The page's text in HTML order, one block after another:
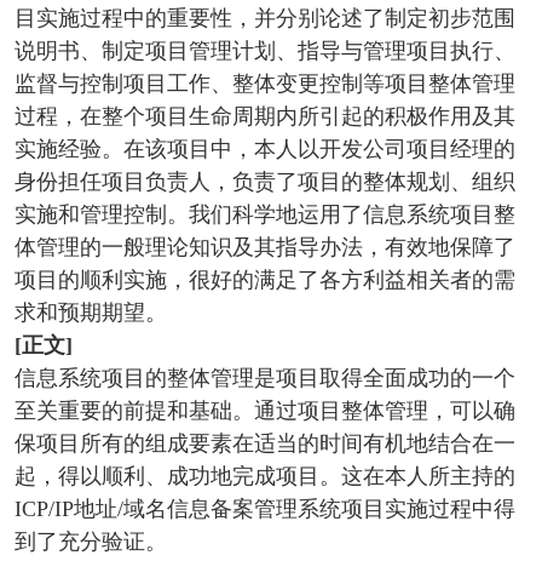
目实施过程中的重要性，并分别论述了制定初步范围
说明书、制定项目管理计划、指导与管理项目执行、
监督与控制项目工作、整体变更控制等项目整体管理
过程，在整个项目生命周期内所引起的积极作用及其
实施经验。在该项目中，本人以开发公司项目经理的
身份担任项目负责人，负责了项目的整体规划、组织
实施和管理控制。我们科学地运用了信息系统项目整
体管理的一般理论知识及其指导办法，有效地保障了
项目的顺利实施，很好的满足了各方利益相关者的需
求和预期期望。
[正文]
信息系统项目的整体管理是项目取得全面成功的一个
至关重要的前提和基础。通过项目整体管理，可以确
保项目所有的组成要素在适当的时间有机地结合在一
起，得以顺利、成功地完成项目。这在本人所主持的
ICP/IP地址/域名信息备案管理系统项目实施过程中得
到了充分验证。